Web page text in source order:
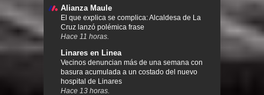
Alianza Maule
El que explica se complica: Alcaldesa de La
Cruz lanzó polémica frase
Hace 11 horas.
Linares en Linea
Vecinos denuncian más de una semana con
basura acumulada a un costado del nuevo
hospital de Linares
Hace 13 horas.